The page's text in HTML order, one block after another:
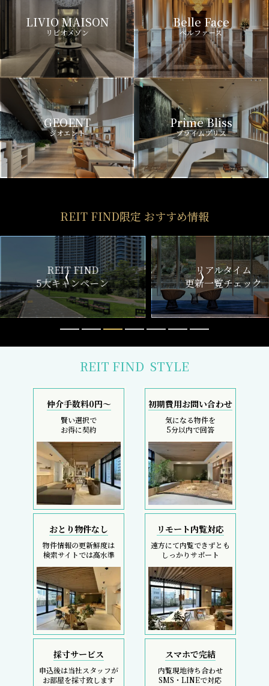
LIVIO MAISON
リビオメゾン
Belle Face
ベルファース
GEOENT
ジオエント
Prime Bliss
プライムブリス
REIT FIND限定 おすすめ情報
ン
リアルタイム
更新一覧チェック
新
REIT FIND STYLE
仲介手数料0円～
賢い選択で
お得に契約
初期費用お問い合わせ
気になる物件を
5分以内で回答
おとり物件なし
物件情報の更新鮮度は
検索サイトでは高水準
リモート内覧対応
遠方にて内覧できずとも
しっかりサポート
採寸サービス
申込後は当社スタッフが
お部屋を採寸致します
スマホで完結
内覧現地待ち合わせ
SMS・LINEで対応